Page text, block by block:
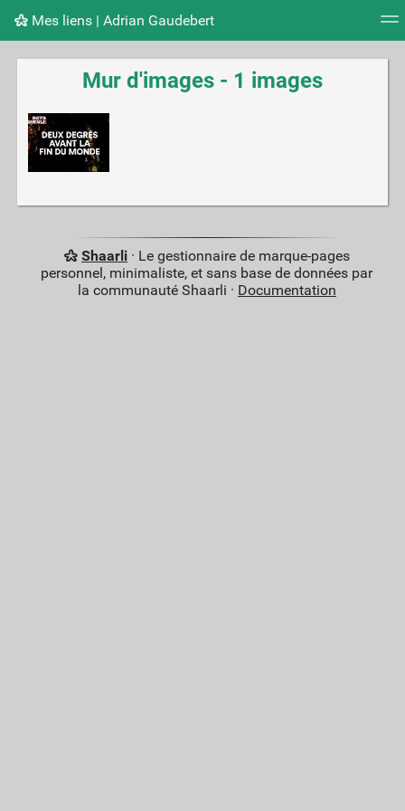
Mes liens | Adrian Gaudebert
Nuage de tags Mur d'images Quotidien Flux
Mur d'images - 1 images
Shaarli· Le gestionnaire de marque-pages
personnel, minimaliste, et sans base de données par
la communauté Shaarli · Documentation